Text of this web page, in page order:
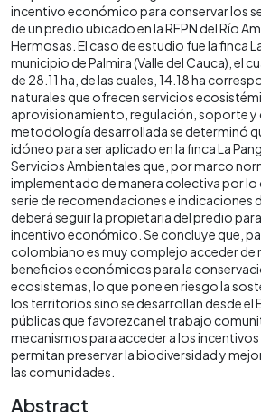
incentivo económico para conservar los
de un predio ubicado en la RFPN del Río
Hermosas. El caso de estudio fue la finca
municipio de Palmira (Valle del Cauca), el
de 28.11 ha, de las cuales, 14.18 ha
naturales que ofrecen servicios
aprovisionamiento, regulación, soporte y
metodología desarrollada se determinó
idóneo para ser aplicado en la finca La
Servicios Ambientales que, por marco
implementado de manera colectiva por lo
serie de recomendaciones e indicaciones
deberá seguir la propietaria del predio
incentivo económico. Se concluye que,
colombiano es muy complejo acceder de
beneficios económicos para la
ecosistemas, lo que pone en riesgo la
los territorios sino se desarrollan desde el
públicas que favorezcan el trabajo
mecanismos para acceder a los
permitan preservar la biodiversidad y
las comunidades.
Abstract